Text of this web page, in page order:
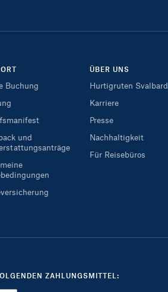
Buchung
und
ÜBER UNS
Hurtigruten Svalbard
Karriere
Presse
Nachhaltigkeit
Für Reisebüros
ZAHLUNGSMITTEL: